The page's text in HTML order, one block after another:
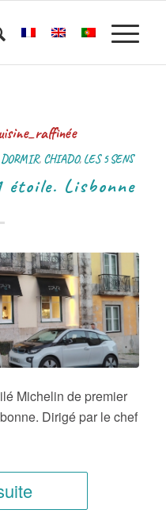
, CHIADO, LES 5 SENS
Lisbonne
Michelin de premier
Dirigé par le chef